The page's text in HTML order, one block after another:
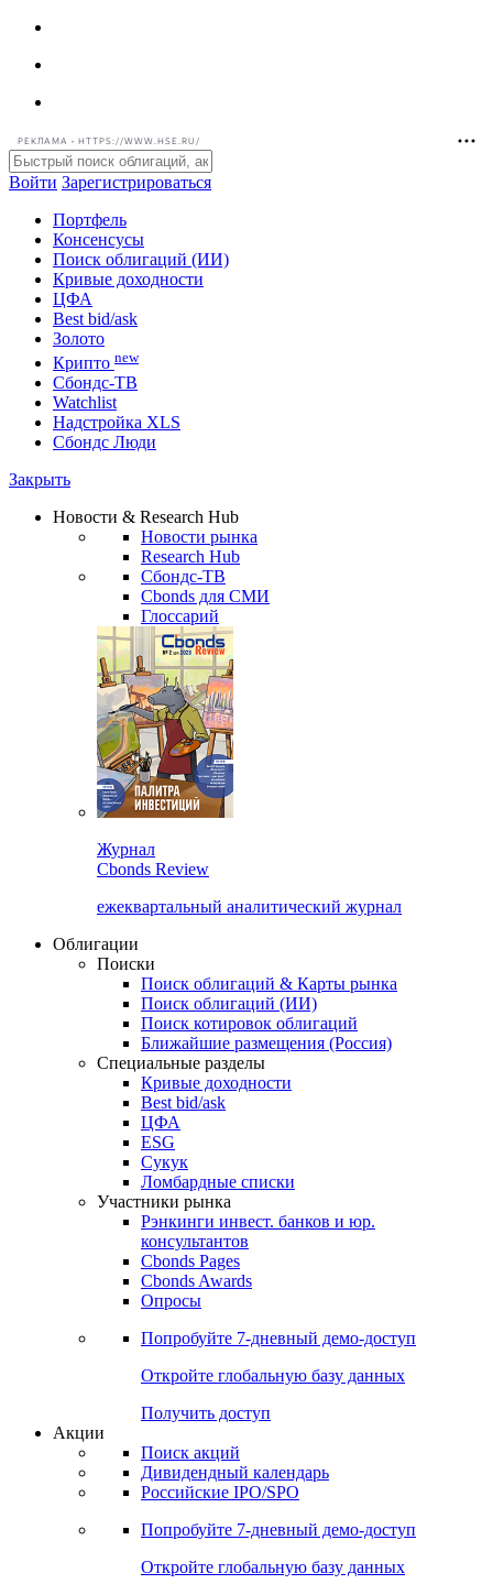
РЕКЛАМА • HTTPS://WWW.HSE.RU/
Войти Зарегистрироваться
Портфель
Консенсусы
Поиск облигаций (ИИ)
Кривые доходности
ЦФА
Best bid/ask
Золото
Крипто new
Watchlist
Сбондс Люди
Новости & Research Hub
Новости рынка
Research Hub
Сбондс-ТВ
Cbonds для СМИ
Глоссарий
Cbonds Review
ежеквартальный аналитический журнал
Облигации
Поиски
Поиск облигаций & Карты рынка
Поиск облигаций (ИИ)
Поиск котировок облигаций
Ближайшие размещения (Россия)
Специальные разделы
Кривые доходности
Best bid/ask
ЦФА
ESG
Сукук
Ломбардные списки
Участники рынка
Рэнкинги инвест. банков и юр.
Cbonds Pages
Опросы
Попробуйте7-дневный
Откройте глобальную базу данных
Получить доступ
Поиск акций
Российские IPO/SPO